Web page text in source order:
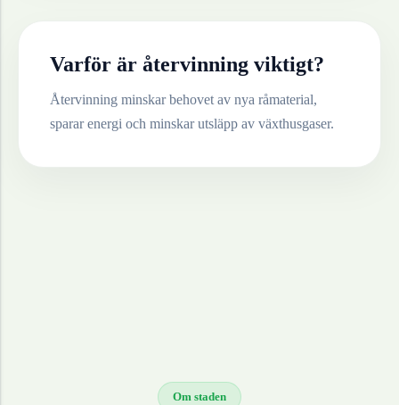
Varför är återvinning viktigt?
Återvinning minskar behovet av nya råmaterial,
sparar energi och minskar utsläpp av växthusgaser.
Om staden